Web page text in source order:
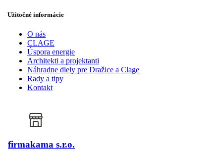
Užitočné informácie
O nás
CLAGE
Úspora energie
Architekti a projektanti
Náhradne diely pre Dražice a Clage
Rady a tipy
Kontakt
firmakama s.r.o.